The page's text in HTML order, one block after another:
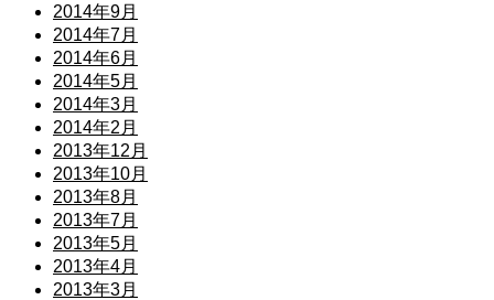
2014年9月
2014年7月
2014年6月
2014年5月
2014年3月
2014年2月
2013年12月
2013年10月
2013年8月
2013年7月
2013年5月
2013年4月
2013年3月